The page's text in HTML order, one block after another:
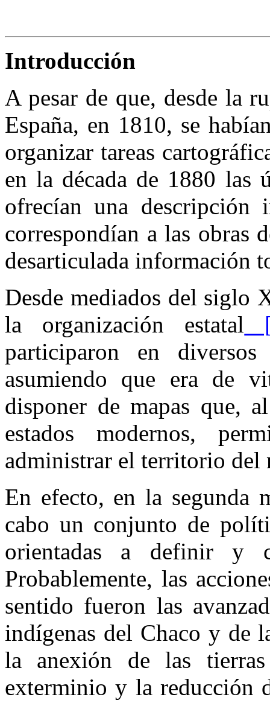
Introducción
A pesar de que, desde la
España, en 1810, se
organizar tareas
en la década de 1880 las
ofrecían una descripción
correspondían a las obras
desarticulada información
Desde mediados del siglo
la organización estatal
participaron en diversos
asumiendo que era de
disponer de mapas que,
estados modernos,
administrar el territorio del
En efecto, en la
cabo un conjunto de
orientadas a definir y
Probablemente, las
sentido fueron las
indígenas del Chaco y de
la anexión de las
exterminio y la reducción